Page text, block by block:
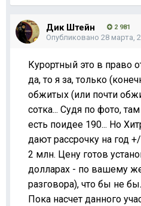
Дик Штейн 2 981
Опубликовано 28 марта,
Курортный это в право
да, то я за, только
обжитых (или почти
сотка... Судя по фото,
есть поидее 190... Но
дают рассрочку на год
2 млн. Цену готов
долларах - по вашему
разговора), что бы не
Пока насчет данного